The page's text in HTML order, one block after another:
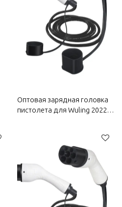
Оптовая зарядная головка
пистолета для Wuling 2022
для кузова Wuling